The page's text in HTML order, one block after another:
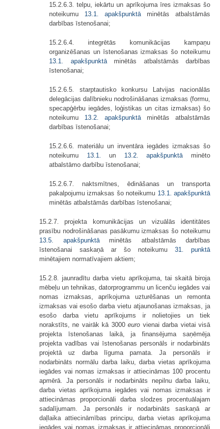
15.2.6.3. telpu, iekārtu un aprīkojuma īres izmaksas šo
noteikumu 13.1. apakšpunktā minētās atbalstāmās
darbības īstenošanai;
15.2.6.4. integrētās komunikācijas kampaņu
organizēšanas un īstenošanas izmaksas šo noteikumu
13.1. apakšpunktāminētās atbalstāmās darbības
īstenošanai;
15.2.6.5. starptautisko konkursu Latvijas nacionālās
delegācijas dalībnieku nodrošināšanas izmaksas (formu,
specapģērbu iegādes, loģistikas un citas izmaksas) šo
noteikumu 13.2. apakšpunktā minētās atbalstāmās
darbības īstenošanai;
15.2.6.6. materiālu un inventāra iegādes izmaksas šo
noteikumu 13.1. un 13.2. apakšpunktā minēto
atbalstāmo darbību īstenošanai;
15.2.6.7. naktsmītnes, ēdināšanas un transporta
pakalpojumu izmaksas šo noteikumu 13.1.
apakšpunktā
minētās atbalstāmās darbības īstenošanai;
15.2.7. projekta komunikācijas un vizuālās identitātes
prasību nodrošināšanas pasākumu izmaksas šo noteikumu
13.5. apakšpunktāminētās atbalstāmās darbības
īstenošanai saskaņā ar šo noteikumu 31. punktā
minētajiem normatīvajiem aktiem;
15.2.8. jaunradītu darba vietu aprīkojuma, tai skaitā biroja
mēbeļu un tehnikas, datorprogrammu un licenču iegādes vai
nomas izmaksas, aprīkojuma uzturēšanas un remonta
izmaksas vai esošo darba vietu atjaunošanas izmaksas, ja
esošo darba vietu aprīkojums ir nolietojies un tiek
norakstīts, ne vairāk kā 3000euro vienai darba vietai visā
projekta īstenošanas laikā, ja finansējuma saņēmēja
projekta vadības vai īstenošanas personāls ir nodarbināts
projektā uz darba līguma pamata. Ja personāls ir
nodarbināts normālu darba laiku, darba vietas aprīkojuma
iegādes vai nomas izmaksas ir attiecināmas 100 procentu
apmērā. Ja personāls ir nodarbināts nepilnu darba laiku,
darba vietas aprīkojuma iegādes vai nomas izmaksas ir
attiecināmas proporcionāli darba slodzes procentuālajam
sadalījumam. Ja personāls ir nodarbināts saskaņā ar
daļlaika attiecināmības principu, darba vietas aprīkojuma
iegādes vai nomas izmaksas ir attiecināmas proporcionāli